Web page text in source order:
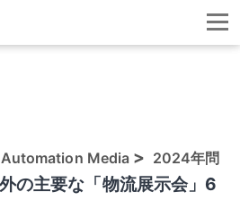
Media
2024年問
の主要な「物流展示会」6